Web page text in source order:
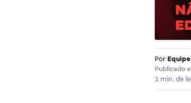
Por
Publicado
1 min. de